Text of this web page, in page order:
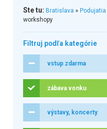
Ste tu: Bratislava » Podujatia
workshopy
Filtruj podľa kategórie
vstup zdarma
zábava vonku
výstavy, koncerty